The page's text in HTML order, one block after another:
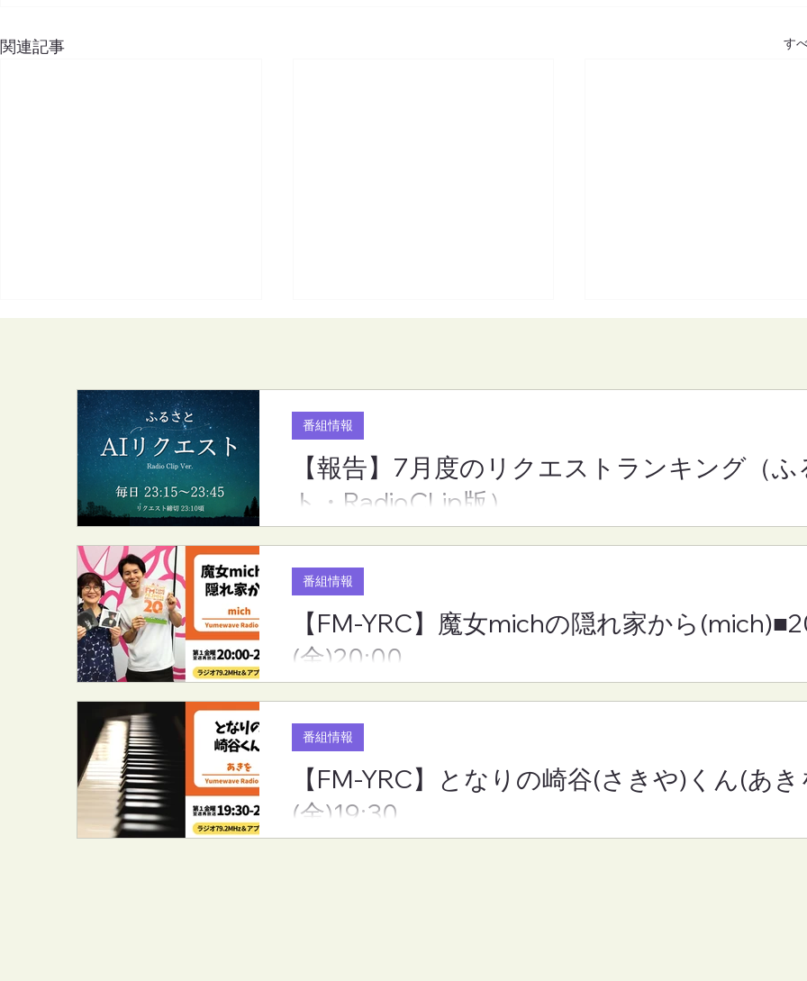
関連記事 す
【報告】7月度のリクエスト
ランキング（ふるさとAIリク
エスト・RadioCLip版）
【FM-YRC】魔女michの隠れ
家から(mich)■2026年8月7日
(金)20:00
【FM-YRC】となりの崎谷
月7日(金)19:30
【報告】7月度のリクエストランキング（
ト・RadioCLip版）
番組情報
【FM-YRC】魔女michの隠れ家から
(金)20:00
番組情報
【FM-YRC】となりの崎谷(さきや)くん(あ
(金)19:30
番組情報